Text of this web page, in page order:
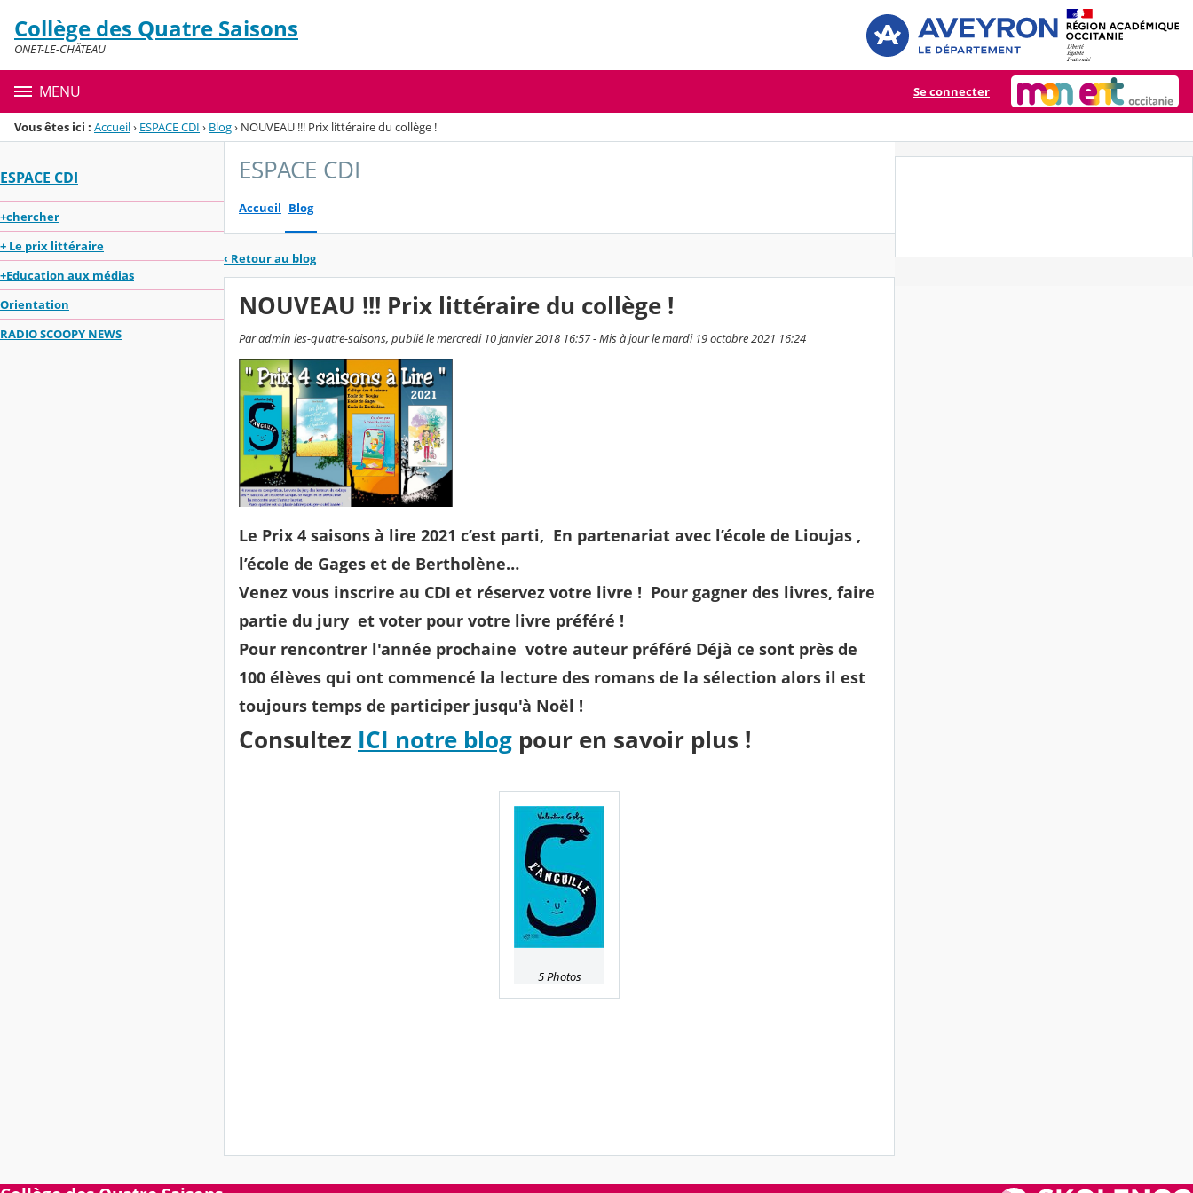
Menu de la rubrique
Contenu
Collège des Quatre Saisons
ONET-LE-CHÂTEAU
MENU Se connecter
Vous êtes ici : Accueil› ESPACE CDI › Blog› NOUVEAU !!! Prix littéraire du collège !
ESPACE CDI
+chercher
+ Le prix littéraire
+Education aux médias
Orientation
RADIO SCOOPY NEWS
ESPACE CDI
Accueil Blog
‹ Retour au blog
NOUVEAU !!! Prix littéraire du collège !
Par admin les-quatre-saisons, publié le mercredi 10 janvier 2018 16:57 - Mis à jour le mardi 19 octobre 2021 16:24
Le Prix 4 saisons à lire 2021 c’est parti, En partenariat avec l’école de Lioujas ,
l’école de Gages et de Bertholène…
Venez vous inscrire au CDI et réservez votre livre ! Pour gagner des livres, faire
partie du jury et voter pour votre livre préféré !
Pour rencontrer l'année prochaine votre auteur préféré Déjà ce sont près de
100 élèves qui ont commencé la lecture des romans de la sélection alors il est
toujours temps de participer jusqu'à Noël !
Consultez ICI notre blog pour en savoir plus !
5 Photos